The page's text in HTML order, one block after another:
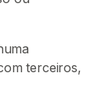
terceiros,